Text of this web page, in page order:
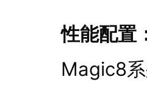
性能配置
Magic8